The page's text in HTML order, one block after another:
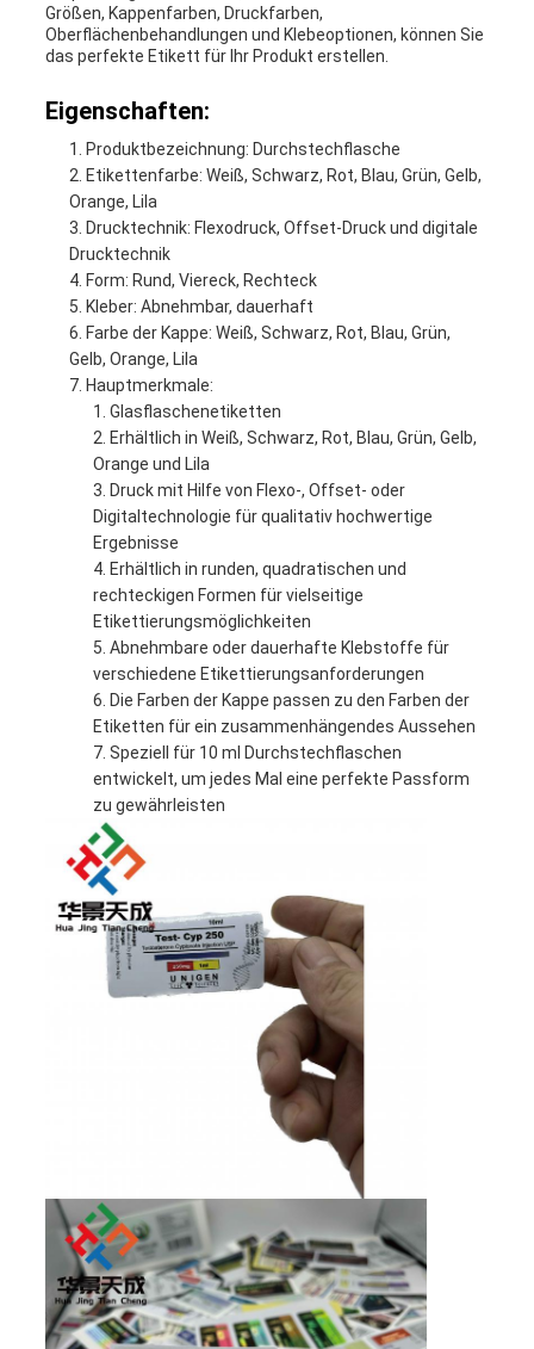
Größen, Kappenfarben, Druckfarben,
Oberflächenbehandlungen und Klebeoptionen, können Sie
das perfekte Etikett für Ihr Produkt erstellen.
Eigenschaften:
Produktbezeichnung: Durchstechflasche
Etikettenfarbe: Weiß, Schwarz, Rot, Blau, Grün, Gelb,
Orange, Lila
Drucktechnik: Flexodruck, Offset-Druck und digitale
Drucktechnik
Form: Rund, Viereck, Rechteck
Kleber: Abnehmbar, dauerhaft
Farbe der Kappe: Weiß, Schwarz, Rot, Blau, Grün,
Gelb, Orange, Lila
Hauptmerkmale:
Glasflaschenetiketten
Erhältlich in Weiß, Schwarz, Rot, Blau, Grün, Gelb,
Orange und Lila
Druck mit Hilfe von Flexo-, Offset- oder
Digitaltechnologie für qualitativ hochwertige
Ergebnisse
Erhältlich in runden, quadratischen und
rechteckigen Formen für vielseitige
Etikettierungsmöglichkeiten
Abnehmbare oder dauerhafte Klebstoffe für
verschiedene Etikettierungsanforderungen
Die Farben der Kappe passen zu den Farben der
Etiketten für ein zusammenhängendes Aussehen
Speziell für 10 ml Durchstechflaschen
entwickelt, um jedes Mal eine perfekte Passform
zu gewährleisten